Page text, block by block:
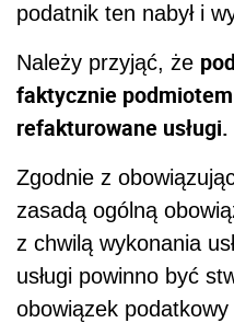
podatnik ten nabył i
Należy przyjąć, że
faktycznie
refakturowane usługi.
Zgodnie z
zasadą ogólną
z chwilą wykonania
usługi powinno być
obowiązek